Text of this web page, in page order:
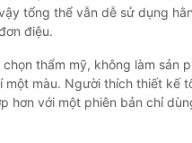
tổng thể vẫn dễ sử dụng
điệu.
chọn thẩm mỹ, không làm sản
một màu. Người thích thiết kế
hơn với một phiên bản chỉ